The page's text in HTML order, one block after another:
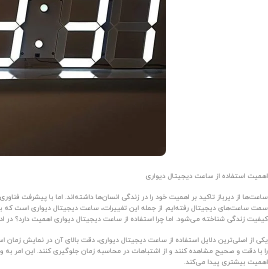
اهمیت استفاده از ساعت دیجیتال دیواری
ساعت‌ها از دیرباز تاکید بر اهمیت خود را در زندگی انسان‌ها داشته‌اند. اما با پیشرفت
سمت ساعت‌های دیجیتال رفته‌ایم. از جمله این تغییرات، ساعت دیجیتال دیواری است که
کیفیت زندگی شناخته می‌شود. اما چرا استفاده از ساعت دیجیتال دیواری اهمیت دارد؟ در
یکی از اصلی‌ترین دلایل استفاده از ساعت دیجیتال دیواری، دقت بالای آن در نمایش زمان
را با دقت و صحیح مشاهده کنند و از اشتباهات در محاسبه زمان جلوگیری کنند. این امر
اهمیت بیشتری پیدا می‌کند.